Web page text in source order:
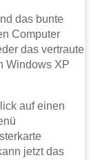
das bunte
Computer
das vertraute
Windows XP
auf einen
jetzt das